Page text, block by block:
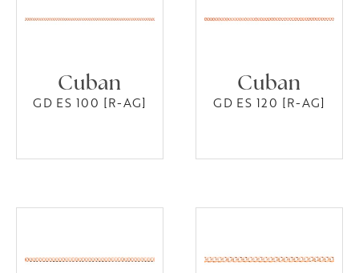
Cuban
GD ES 100 [R-AG]
Cuban
GD ES 120 [R-AG]